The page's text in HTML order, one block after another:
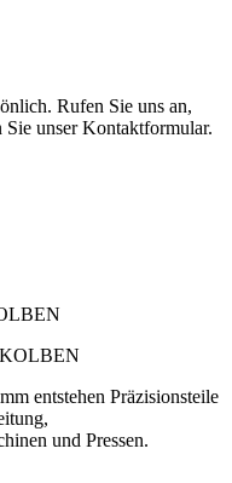
Rufen Sie uns an,
Sie unser Kontaktformular.
entstehen Präzisionsteile
und Pressen.